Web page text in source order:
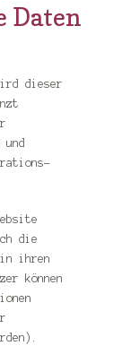
Daten
dieser
und
die
ihren
können